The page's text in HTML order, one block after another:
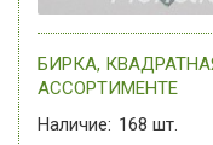
БИРКА,
АССОРТИМЕНТЕ
Наличие: 168 шт.